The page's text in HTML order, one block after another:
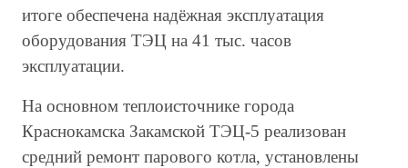
итоге обеспечена надёжная эксплуатация
оборудования ТЭЦ на 41 тыс. часов
эксплуатации.
На основном теплоисточнике города
Краснокамска Закамской ТЭЦ-5 реализован
средний ремонт парового котла, установлены